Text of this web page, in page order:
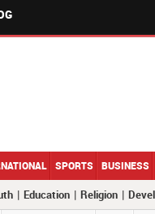
SPORTS BUSINESS
| Education | Religion |